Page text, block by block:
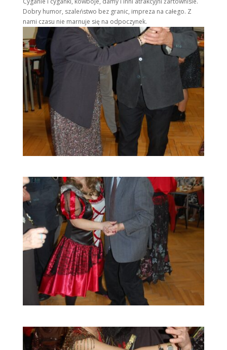
Dobry humor, szaleństwo bez granic, impreza na całego. Z
nami czasu nie marnuje się na odpoczynek.